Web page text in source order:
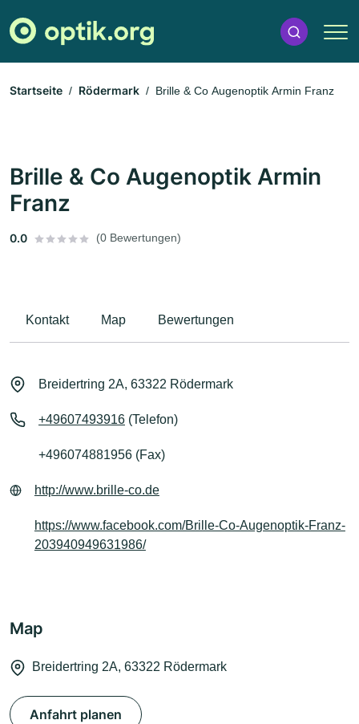
Startseite Rödermark Brille & Co Augenoptik Armin Franz
Brille & Co Augenoptik Armin
Franz
0.0 (0 Bewertungen)
Kontakt Map Bewertungen
Breidertring 2A, 63322 Rödermark
+49607493916 (Telefon)
+496074881956 (Fax)
http://www.brille-co.de
https://www.facebook.com/Brille-Co-Augenoptik-Franz-
203940949631986/
Map
Breidertring 2A, 63322 Rödermark
Anfahrt planen